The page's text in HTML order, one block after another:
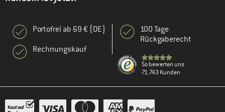
Portofrei ab 69 € (DE)
Rechnungskauf
100 Tage
Rückgaberecht
So bewerten uns
71.743 Kunden